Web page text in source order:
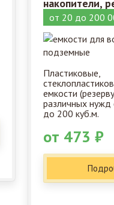
накопители,
от 20 до 200
Пластиковые,
емкости
различных нужд
до 200 куб.м.
от 473 ₽